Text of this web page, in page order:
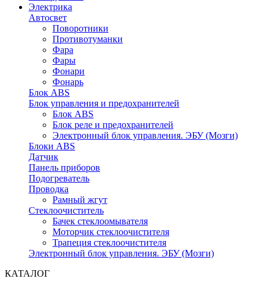
Электрика
Автосвет
Поворотники
Противотуманки
Фара
Фары
Фонари
Фонарь
Блок ABS
Блок управления и предохранителей
Блок ABS
Блок реле и предохранителей
Электронный блок управления. ЭБУ (Мозги)
Блоки ABS
Датчик
Панель приборов
Подогреватель
Проводка
Рамный жгут
Стеклоочиститель
Бачек стеклоомывателя
Моторчик стеклоочистителя
Трапеция стеклоочистителя
Электронный блок управления. ЭБУ (Мозги)
КАТАЛОГ